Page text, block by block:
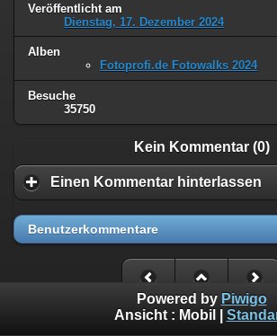
Veröffentlicht am
Dienstag, 17. Dezember 2024
Alben
Fotoprofi.de Fotowalks 2024
Besuche
35750
Kein Kommentar (0)
Einen Kommentar hinterlassen
Benutzerkommentare
Powered by Piwigo
Ansicht : Mobil